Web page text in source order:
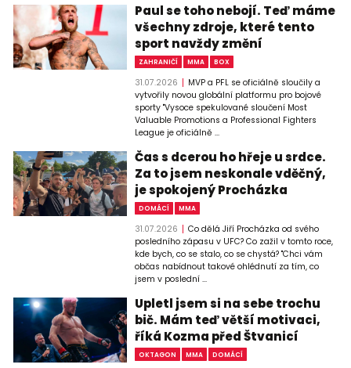
Paul se toho nebojí. Teď máme
všechny zdroje, které tento
sport navždy změní
ZAHRANIČÍ MMA BOX
31.07.2026
MVP a PFL se oficiálně sloučily a
vytvořily novou globální platformu pro bojové
sporty "Vysoce spekulované sloučení Most
Valuable Promotions a Professional Fighters
League je oficiálně ...
Čas s dcerou ho hřeje u srdce.
Za to jsem neskonale vděčný,
je spokojený Procházka
DOMÁCÍ MMA
31.07.2026
Co dělá Jiří Procházka od svého
posledního zápasu v UFC? Co zažil v tomto roce,
kde bych, co se stalo, co se chystá? "Chci vám
občas nabídnout takové ohlédnutí za tím, co
jsem v poslední ...
Upletl jsem si na sebe trochu
bič. Mám teď větší motivaci,
říká Kozma před Štvanicí
OKTAGON MMA DOMÁCÍ